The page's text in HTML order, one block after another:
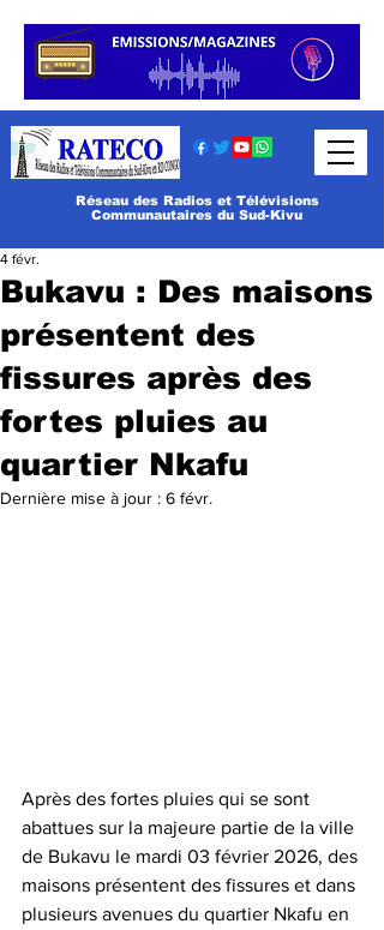
Réseau des Radios et Télévisions
Communautaires du Sud-Kivu
Bukavu : Des maisons
présentent des
fissures après des
fortes pluies au
quartier Nkafu
4 févr.
Dernière mise à jour : 6 févr.
Après des fortes pluies qui se sont
abattues sur la majeure partie de la ville
de Bukavu le mardi 03 février 2026, des
maisons présentent des fissures et dans
plusieurs avenues du quartier Nkafu en